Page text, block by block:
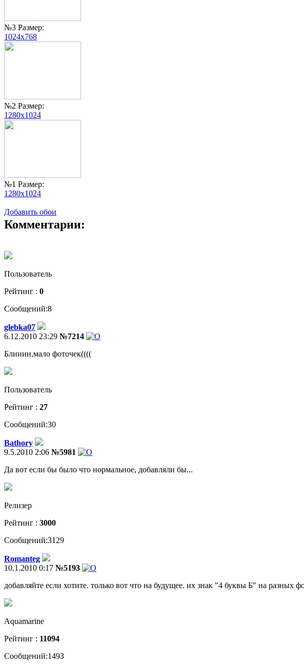
№3 Размер:
1024x768
№2 Размер:
1280x1024
№1 Размер:
1280x1024
Добавить обои
Комментарии:
Пользователь
Рейтинг : 0
Сообщений:8
glebka07
6.12.2010 23:29 №7214
Блииин,мало фоточек((((
Пользователь
Рейтинг : 27
Сообщений:30
Bathory
9.5.2010 2:06 №5981
Да вот если бы было что нормальное, добавляли бы...
Релизер
Рейтинг : 3000
Сообщений:3129
Romanteg
10.1.2010 0:17 №5193
добавляйте если хотите. только вот что на будущее. их знак "4 буквы Б" на разных
Aquamarine
Рейтинг : 11094
Сообщений:1493